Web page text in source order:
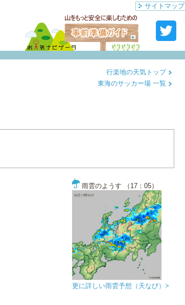
サイトマップ
行楽地の天気トップ
東海のサッカー場 一覧
雨雲のようす （17：05）
更に詳しい雨雲予想（天なび）>